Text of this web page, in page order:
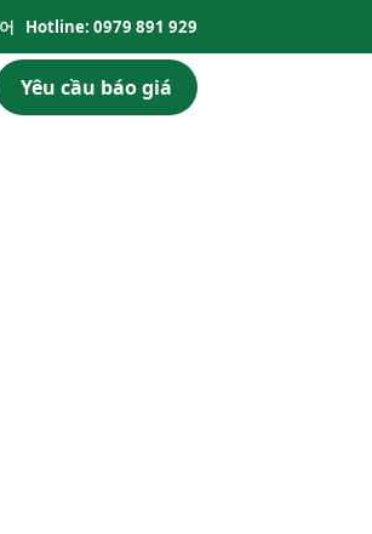
Hotline: 0979 891 929
Yêu cầu báo giá